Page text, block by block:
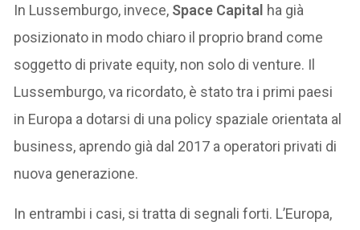
In Lussemburgo, invece, Space Capital ha già
posizionato in modo chiaro il proprio brand come
soggetto di private equity, non solo di venture. Il
Lussemburgo, va ricordato, è stato tra i primi paesi
in Europa a dotarsi di una policy spaziale orientata al
business, aprendo già dal 2017 a operatori privati di
nuova generazione.
In entrambi i casi, si tratta di segnali forti. L’Europa,